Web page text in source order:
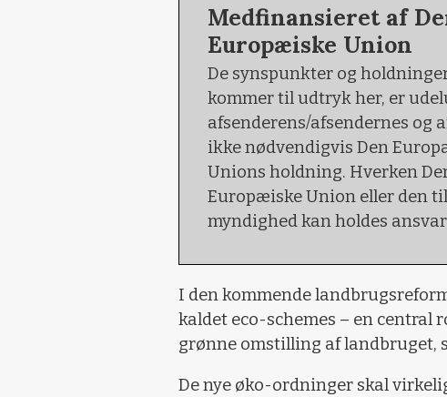
Medfinansieret af
Europæiske Union
De synspunkter og
kommer til udtryk her, er
afsenderens/afsendernes og
ikke nødvendigvis Den
Unions holdning. Hverken
Europæiske Union eller den
myndighed kan holdes
I den kommende
kaldet eco-schemes – en central
grønne omstilling af landbruget,
De nye øko-ordninger skal